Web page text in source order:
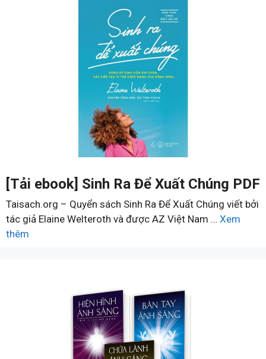
[Tải ebook] Sinh Ra Để Xuất Chúng PDF
Taisach.org – Quyển sách Sinh Ra Để Xuất Chúng viết bởi
tác giả Elaine Welteroth và được AZ Việt Nam … Xem
thêm